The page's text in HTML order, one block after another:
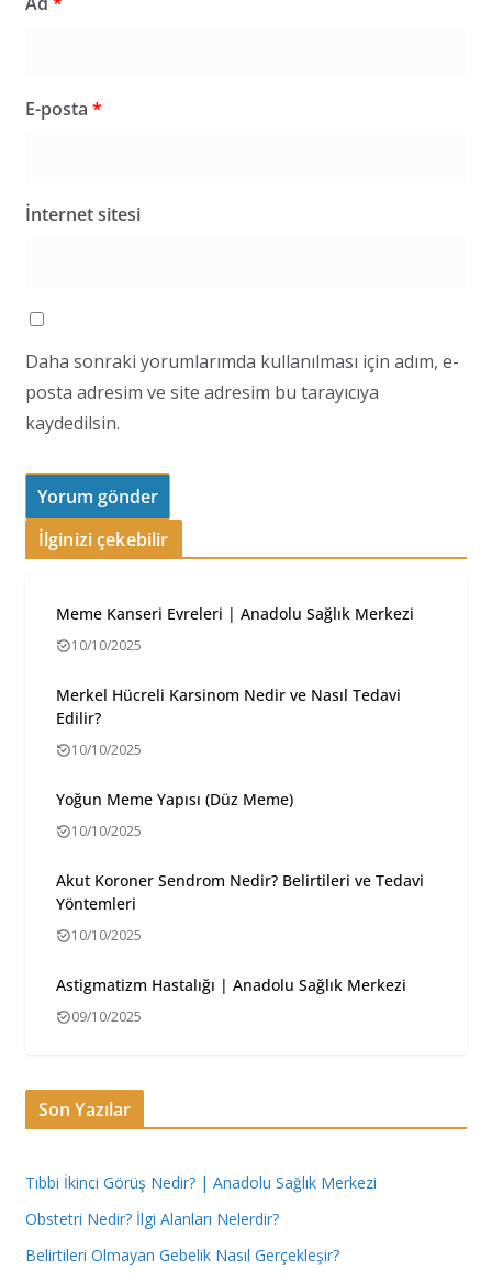
E-posta *
İnternet sitesi
Daha sonraki yorumlarımda kullanılması için adım, e-
posta adresim ve site adresim bu tarayıcıya
kaydedilsin.
İlginizi çekebilir
Meme Kanseri Evreleri | Anadolu Sağlık Merkezi
10/10/2025
Merkel Hücreli Karsinom Nedir ve Nasıl Tedavi
Edilir?
10/10/2025
Yoğun Meme Yapısı (Düz Meme)
10/10/2025
Akut Koroner Sendrom Nedir? Belirtileri ve Tedavi
Yöntemleri
10/10/2025
Astigmatizm Hastalığı | Anadolu Sağlık Merkezi
09/10/2025
Son Yazılar
Tıbbi İkinci Görüş Nedir? | Anadolu Sağlık Merkezi
Obstetri Nedir? İlgi Alanları Nelerdir?
Belirtileri Olmayan Gebelik Nasıl Gerçekleşir?